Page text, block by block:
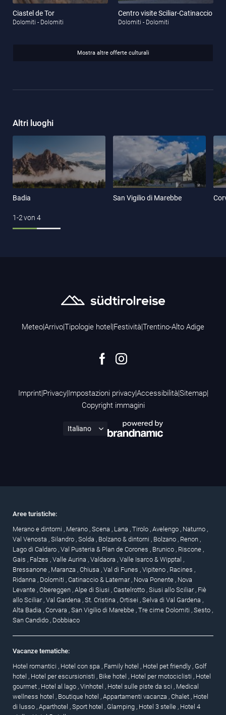
Ciastel de Tor
Dolomiti - Dolomiti
Centro visite Sciliar-Catinaccio
Dolomiti - Dolomiti
Mostra altre offerte culturali
Altri luoghi
Badia San Vigilio di Marebbe
1-2von 4
Meteo|Arrivo|Tipologie hotel |Festività|Trentino-Alto Adige
Imprint|Privacy|Impostazioni privacy|Accessibilità|Sitemap|
Copyright immagini
Aree turistiche:
Merano e dintorni , Merano , Scena , Lana , Tirolo , Avelengo , Naturno ,
Val Venosta , Silandro , Solda , Bolzano & dintorni , Bolzano , Renon ,
Lago di Caldaro , Val Pusteria & Plan de Corones , Brunico , Riscone ,
Gais , Falzes , Valle Aurina , Valdaora , Valle Isarco & Wipptal ,
Bressanone , Maranza , Chiusa , Val di Funes , Vipiteno , Racines ,
Ridanna , Dolomiti , Catinaccio & Latemar , Nova Ponente , Nova
Levante , Obereggen , Alpe di Siusi , Castelrotto , Siusi allo Sciliar , Fiè
allo Sciliar , Val Gardena , St. Cristina , Ortisei , Selva di Val Gardena ,
Alta Badia , Corvara , San Vigilio di Marebbe , Tre cime Dolomiti , Sesto ,
San Candido , Dobbiaco
Vacanze tematiche:
Hotel romantici , Hotel con spa , Family hotel , Hotel pet friendly , Golf
hotel , Hotel per escursionisti , Bike hotel , Hotel per motociclisti , Hotel
gourmet , Hotel al lago , Vinhotel , Hotel sulle piste da sci , Medical
wellness hotel , Boutique hotel , Appartamenti vacanza , Chalet , Hotel
di lusso , Aparthotel , Sport hotel , Glamping , Hotel 3 stelle , Hotel 4